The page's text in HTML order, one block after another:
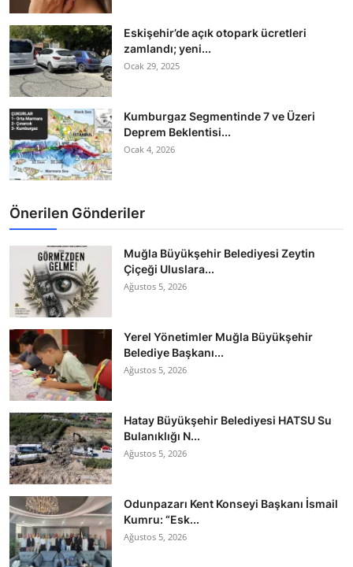
Eskişehir’de açık otopark ücretleri
zamlandı; yeni...
Ocak 29, 2025
Kumburgaz Segmentinde 7 ve Üzeri
Deprem Beklentisi...
Ocak 4, 2026
Önerilen Gönderiler
Muğla Büyükşehir Belediyesi Zeytin
Çiçeği Uluslara...
Ağustos 5, 2026
Yerel Yönetimler Muğla Büyükşehir
Belediye Başkanı...
Ağustos 5, 2026
Hatay Büyükşehir Belediyesi HATSU Su
Bulanıklığı N...
Ağustos 5, 2026
Odunpazarı Kent Konseyi Başkanı İsmail
Kumru: “Esk...
Ağustos 5, 2026